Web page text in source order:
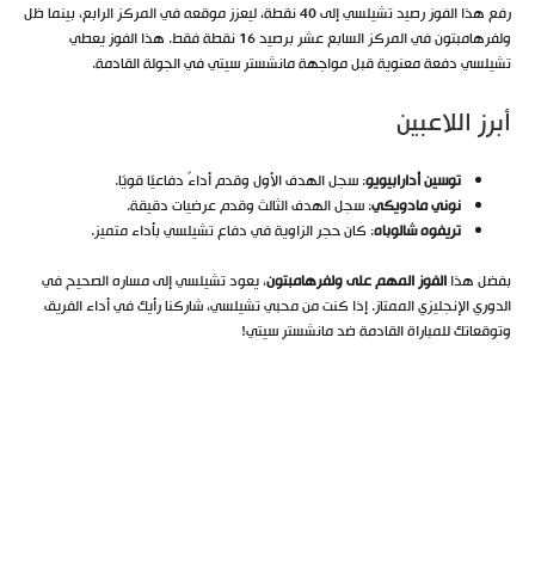
رفع هذا الفوز رصيد تشيلسي إلى 40 نقطة، ليعزز موقعه في المركز الرابع، بينما ظل
ولفرهامبتون في المركز السابع عشر برصيد 16 نقطة فقط. هذا الفوز يعطي
تشيلسي دفعة معنوية قبل مواجهة مانشستر سيتي في الجولة القادمة.
أبرز اللاعبين
توسين أدارابيويو: سجل الهدف الأول وقدم أداءً دفاعيًا قويًا.
نوني مادويكي: سجل الهدف الثالث وقدم عرضيات دقيقة.
تريفوه شالوباه: كان حجر الزاوية في دفاع تشيلسي بأداء متميز.
بفضل هذاالفوز المهم على ولفرهامبتون، يعود تشيلسي إلى مساره الصحيح في
الدوري الإنجليزي الممتاز. إذا كنت من محبي تشيلسي، شاركنا رأيك في أداء الفريق
وتوقعاتك للمباراة القادمة ضد مانشستر سيتي!